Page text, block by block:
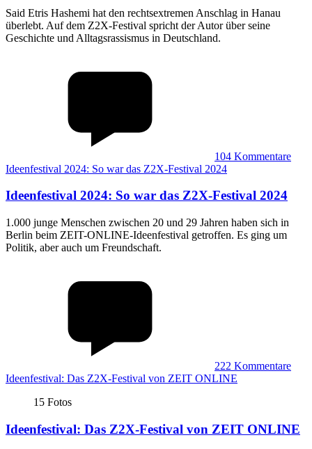
Said Etris Hashemi hat den rechtsextremen Anschlag in Hanau
überlebt. Auf dem Z2X-Festival spricht der Autor über seine
Geschichte und Alltagsrassismus in Deutschland.
104 Kommentare
Ideenfestival 2024: So war das Z2X-Festival 2024
Ideenfestival 2024: So war das Z2X-Festival 2024
1.000 junge Menschen zwischen 20 und 29 Jahren haben sich in
Berlin beim ZEIT-ONLINE-Ideenfestival getroffen. Es ging um
Politik, aber auch um Freundschaft.
222 Kommentare
Ideenfestival: Das Z2X-Festival von ZEIT ONLINE
15 Fotos
Ideenfestival: Das Z2X-Festival von ZEIT ONLINE